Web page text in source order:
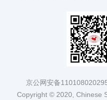
京公网安备
Copyright © 2020, Chinese